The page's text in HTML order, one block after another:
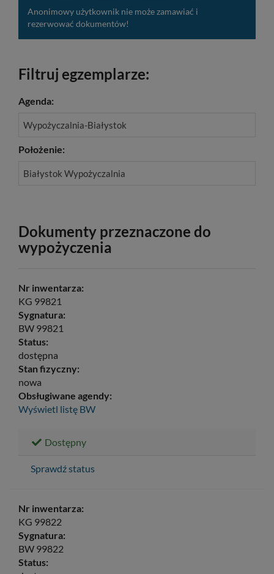
Anonimowy użytkownik nie może zamawiać i
rezerwować dokumentów!
Filtruj egzemplarze:
Agenda:
Wypożyczalnia-Białystok
Położenie:
Białystok Wypożyczalnia
Dokumenty przeznaczone do
wypożyczenia
Nr inwentarza:
KG 99821
Sygnatura:
BW 99821
Status:
dostępna
Stan fizyczny:
nowa
Obsługiwane agendy:
Wyświetl listę BW
Dostępny
Sprawdź status
Nr inwentarza:
KG 99822
Sygnatura:
BW 99822
Status: